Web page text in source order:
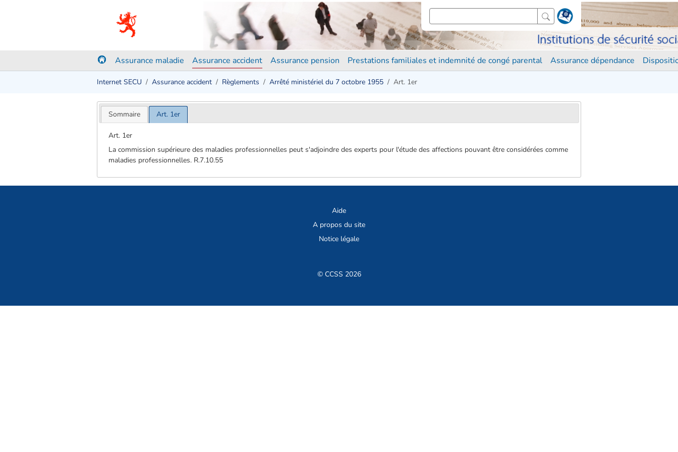
Assurance maladie Assurance accident Assurance pension Prestations familiales et indemnité de congé parental Assurance dépendance
Internet SECU Assurance accident Règlements Arrêté ministériel du 7 octobre 1955 Art. 1er
Sommaire Art. 1er
Art. 1er
La commission supérieure des maladies professionnelles peut s'adjoindre des experts pour l'étude des affections pouvant être considérées comme
maladies professionnelles. R.7.10.55
Aide
A propos du site
Notice légale
© CCSS 2026